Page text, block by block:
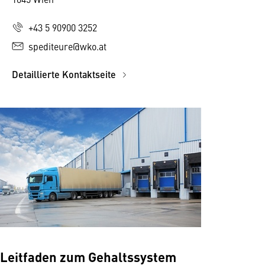
+43 5 90900 3252
spediteure@wko.at
Detaillierte Kontaktseite
Leitfaden zum Gehaltssystem